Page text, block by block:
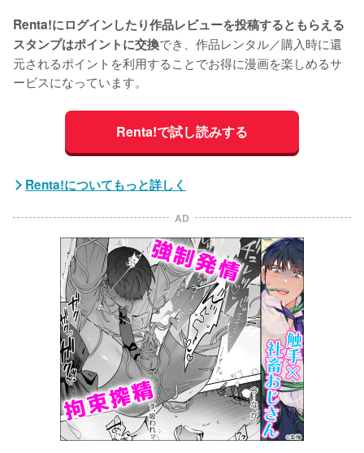
Renta!にログインしたり作品レビューを投稿するともらえる
スタンプはポイントに交換でき、作品レンタル／購入時に還
元されるポイントを利用することでお得に漫画を楽しめるサ
ービスになっています。
Renta!で試し読みする
Renta!についてもっと詳しく
AD